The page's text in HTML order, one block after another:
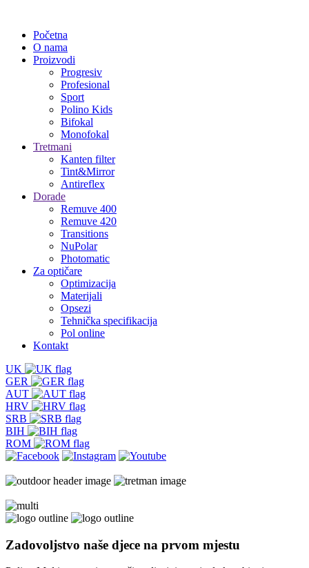
Početna
O nama
Proizvodi
Progresiv
Profesional
Sport
Polino Kids
Bifokal
Monofokal
Tretmani
Kanten filter
Tint&Mirror
Antireflex
Dorade
Remuve 400
Remuve 420
Transitions
NuPolar
Photomatic
Za optičare
Optimizacija
Materijali
Opsezi
Tehnička specifikacija
Pol online
Kontakt
UK
GER
AUT
HRV
SRB
BIH
ROM
Zadovoljstvo naše djece na prvom mjestu